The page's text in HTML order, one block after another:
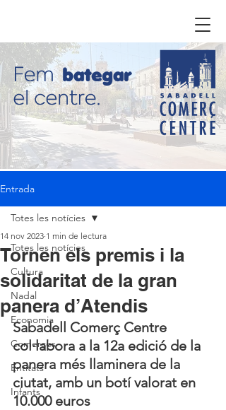
Entrada
Totes les notícies
Cultura
Nadal
Economia
Comerços
Entitats
Infants
Totes les notícies
Tornen els premis i la
solidaritat de la gran
panera d’Atendis
14 nov 2023 1 min de lectura
Sabadell Comerç Centre
col·labora a la 12a edició de la
panera més llaminera de la
ciutat, amb un botí valorat en
10.000 euros